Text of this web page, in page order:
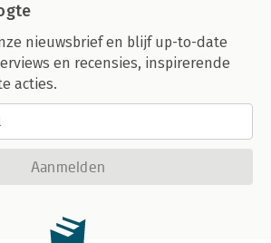
nieuwsbrief en blijf up-to-date
en recensies, inspirerende
acties.
Aanmelden